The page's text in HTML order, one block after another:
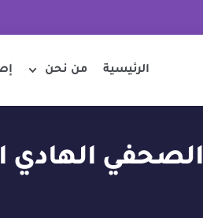
الرئيسية من نحن
الصحفي الهادي